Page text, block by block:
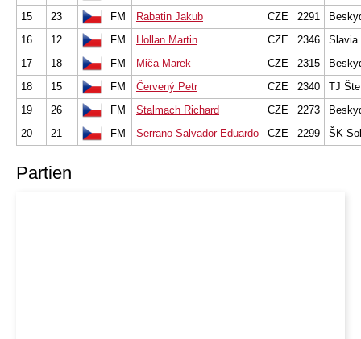
15
23 FM Rabatin Jakub CZE 2291
16
12 FM Hollan Martin CZE 2346
Slavia
17
18 FM Miča Marek CZE 2315
18
15 FM Červený Petr CZE 2340
TJ
19
26 FM Stalmach Richard CZE 2273
20
21 FM Serrano Salvador Eduardo CZE 2299 ŠK
Partien